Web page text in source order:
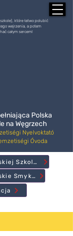
które łatwo polubić
wejrzenia, a potem
całym sercem!
Polska
na Węgrzech
Nyelvoktató
Óvoda
Jak pracują Polskie Smyki?
Co słychać w Polskiej Szkole?